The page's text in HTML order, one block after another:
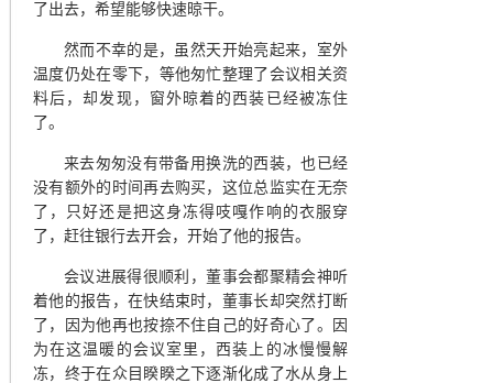
了出去，希望能够快速晾干。
然而不幸的是，虽然天开始亮起来，室外
温度仍处在零下，等他匆忙整理了会议相关资
料后，却发现，窗外晾着的西装已经被冻住
了。
来去匆匆没有带备用换洗的西装，也已经
没有额外的时间再去购买，这位总监实在无奈
了，只好还是把这身冻得吱嘎作响的衣服穿
了，赶往银行去开会，开始了他的报告。
会议进展得很顺利，董事会都聚精会神听
着他的报告，在快结束时，董事长却突然打断
了，因为他再也按捺不住自己的好奇心了。因
为在这温暖的会议室里，西装上的冰慢慢解
冻，终于在众目睽睽之下逐渐化成了水从身上